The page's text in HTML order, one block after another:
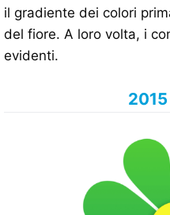
il gradiente dei colori
del fiore. A loro volta, i
evidenti.